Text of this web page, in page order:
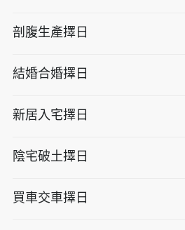
剖腹生產擇日
結婚合婚擇日
新居入宅擇日
陰宅破土擇日
買車交車擇日